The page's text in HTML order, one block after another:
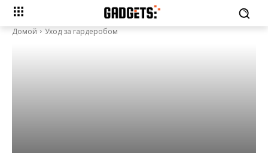
Домой Уход за гардеробом